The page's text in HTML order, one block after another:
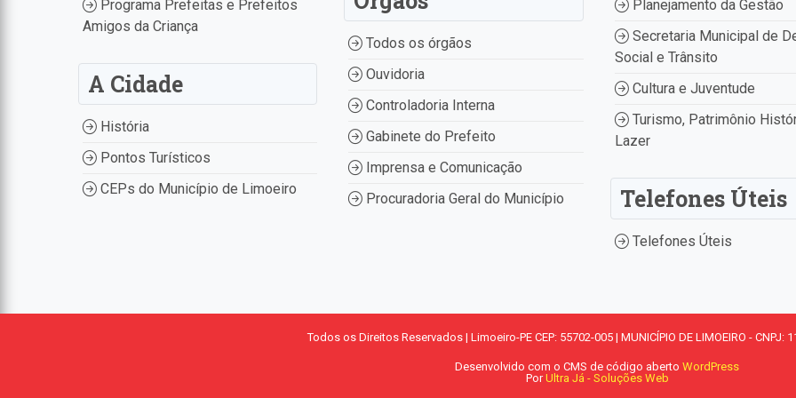
Programa Prefeitas e Prefeitos
Amigos da Criança
A Cidade
História
Pontos Turísticos
CEPs do Município de Limoeiro
Todos os órgãos
Ouvidoria
Controladoria Interna
Gabinete do Prefeito
Imprensa e Comunicação
Procuradoria Geral do Município
Planejamento da Gestão
Secretaria Municipal de
Social e Trânsito
Cultura e Juventude
Turismo, Patrimônio
Lazer
Telefones Úteis
Telefones Úteis
Todos os Direitos Reservados | Limoeiro-PE CEP: 55702-005 | MUNICÍPIO DE LIMOEIRO - CNPJ:
Desenvolvido com o CMS de código aberto WordPress
PorUltra Já - Soluções Web